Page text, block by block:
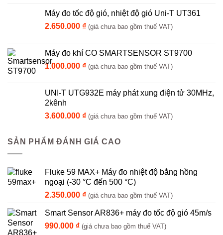
Máy đo tốc độ gió, nhiệt độ gió Uni-T UT361
2.650.000 ₫ (giá chưa bao gồm thuế VAT)
Máy đo khí CO SMARTSENSOR ST9700
1.000.000 ₫ (giá chưa bao gồm thuế VAT)
UNI-T UTG932E máy phát xung điện tử 30MHz,
2kênh
3.600.000 ₫ (giá chưa bao gồm thuế VAT)
SẢN PHẨM ĐÁNH GIÁ CAO
Fluke 59 MAX+ Máy đo nhiệt độ bằng hồng
ngoại (-30 °C đến 500 °C)
2.350.000 ₫ (giá chưa bao gồm thuế VAT)
Smart Sensor AR836+ máy đo tốc độ gió 45m/s
990.000 ₫ (giá chưa bao gồm thuế VAT)